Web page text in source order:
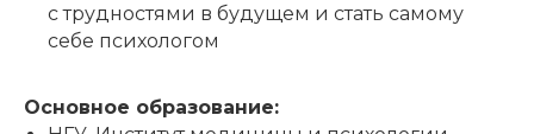
с трудностями в будущем и стать самому
себе психологом
Основное образование: